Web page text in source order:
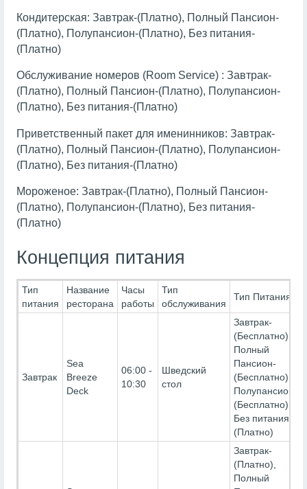
Кондитерская: Завтрак-(Платно), Полный Пансион-
(Платно), Полупансион-(Платно), Без питания-
(Платно)
Обслуживание номеров (Room Service) : Завтрак-
(Платно), Полный Пансион-(Платно), Полупансион-
(Платно), Без питания-(Платно)
Приветственный пакет для именинников: Завтрак-
(Платно), Полный Пансион-(Платно), Полупансион-
(Платно), Без питания-(Платно)
Мороженое: Завтрак-(Платно), Полный Пансион-
(Платно), Полупансион-(Платно), Без питания-
(Платно)
Концепция питания
Тип
питания
Название
ресторана
Часы
работы
Тип
обслуживания
Тип Питания
Завтрак
Sea
Breeze
Deck
06:00 -
10:30
Шведский
стол
Завтрак-
(Бесплатно),
Полный
Пансион-
(Бесплатно),
Полупансион-
(Бесплатно),
Без питания-
(Платно)
Завтрак-
(Платно),
Полный